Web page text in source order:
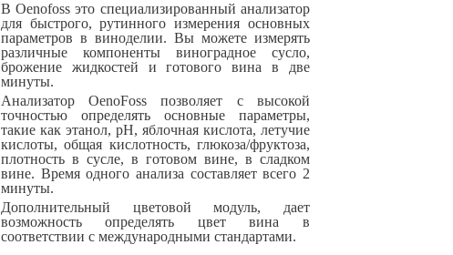
В Oenofoss это специализированный анализатор
для быстрого, рутинного измерения основных
параметров в виноделии. Вы можете измерять
различные компоненты виноградное сусло,
брожение жидкостей и готового вина в две
минуты.
Анализатор OenoFoss позволяет с высокой
точностью определять основные параметры,
такие как этанол, pH, яблочная кислота, летучие
кислоты, общая кислотность, глюкоза/фруктоза,
плотность в сусле, в готовом вине, в сладком
вине. Время одного анализа составляет всего 2
минуты.
Дополнительный цветовой модуль, дает
возможность определять цвет вина в
соответствии с международными стандартами.